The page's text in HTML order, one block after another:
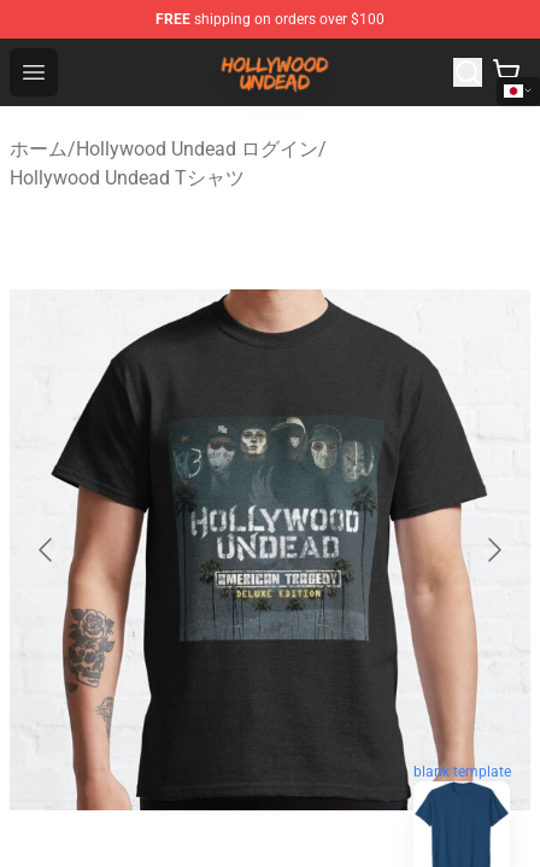
FREE shipping on orders over $100
Open menu
Hollywood Undead Shop - Official Hollywood Undead
ホーム/Hollywood Undead ログイン/
Hollywood Undead Tシャツ
blank template